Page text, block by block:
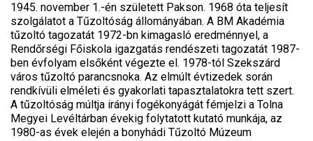
1945. november 1.-én született Pakson. 1968 óta teljesít
szolgálatot a Tűzoltóság állományában. A BM Akadémia
tűzoltó tagozatát 1972-bn kimagasló eredménnyel, a
Rendőrségi Főiskola igazgatás rendészeti tagozatát 1987-
ben évfolyam elsőként végezte el. 1978-tól Szekszárd
város tűzoltó parancsnoka. Az elmúlt évtizedek során
rendkívüli elméleti és gyakorlati tapasztalatokra tett szert.
A tűzoltóság múltja irányi fogékonyágát fémjelzi a Tolna
Megyei Levéltárban évekig folytatott kutató munkája, az
1980-as évek elején a bonyhádi Tűzoltó Múzeum